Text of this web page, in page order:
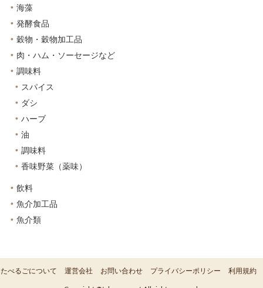
海藻
発酵食品
穀物・穀物加工品
肉・ハム・ソーセージなど
調味料
スパイス
ダシ
ハーブ
油
調味料
香味野菜（薬味）
飲料
魚介加工品
魚介類
たべるごについて 運営会社 お問い合わせ プライバシーポリシー 利用規約